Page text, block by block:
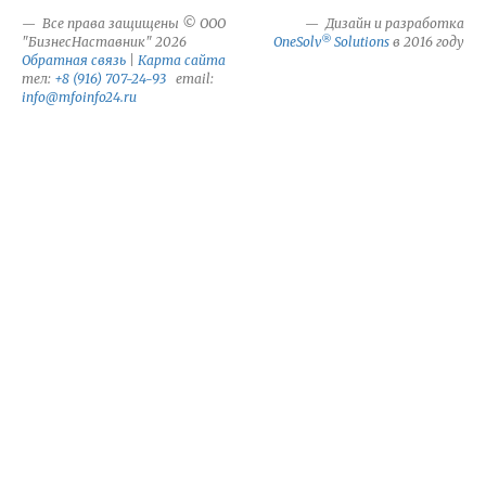
Все права защищены © ООО
"БизнесНаставник" 2026
Обратная связь
Карта сайта
тел: +8 (916) 707-24-93 email:
info@mfoinfo24.ru
Дизайн и разработка
OneSolv® Solutions в 2016 году